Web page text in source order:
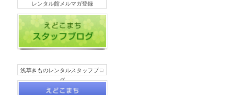
レンタル館メルマガ登録
浅草きものレンタルスタッフブロ
グ